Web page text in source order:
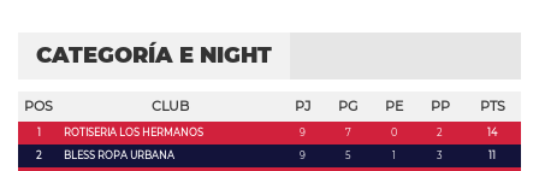
CATEGORÍA E NIGHT
POS CLUB PJ PG PE PP PTS
1 ROTISERIA LOS HERMANOS 9 7 0 2
14
2
BLESS ROPA URBANA 9 5 1 3
11